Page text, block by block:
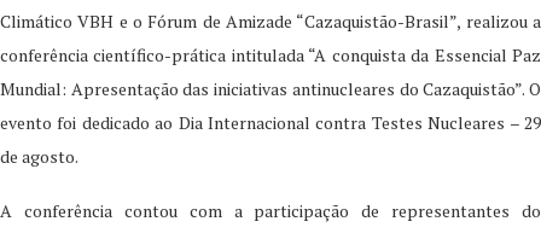
Climático VBH e o Fórum de Amizade “Cazaquistão-Brasil”, realizou a
conferência científico-prática intitulada “A conquista da Essencial Paz
Mundial: Apresentação das iniciativas antinucleares do Cazaquistão”. O
evento foi dedicado ao Dia Internacional contra Testes Nucleares – 29
de agosto.
A conferência contou com a participação de representantes do